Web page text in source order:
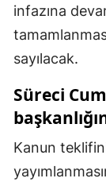
infazına
sayılacak.
Süreci
Kanun